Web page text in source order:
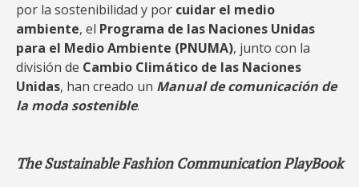
por la sostenibilidad y por cuidar el medio
ambiente, el Programa de las Naciones Unidas
para el Medio Ambiente (PNUMA), junto con la
división de Cambio Climático de las Naciones
Unidas, han creado un Manual de comunicación de
la moda sostenible.
The Sustainable Fashion Communication PlayBook